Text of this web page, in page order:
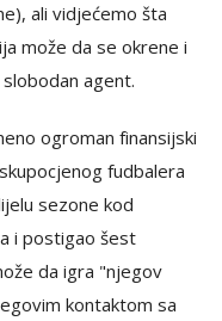
ali vidjećemo šta
može da se okrene i
agent.
ogroman finansijski
fudbalera
sezone kod
i postigao šest
da igra "njegov
kontaktom sa